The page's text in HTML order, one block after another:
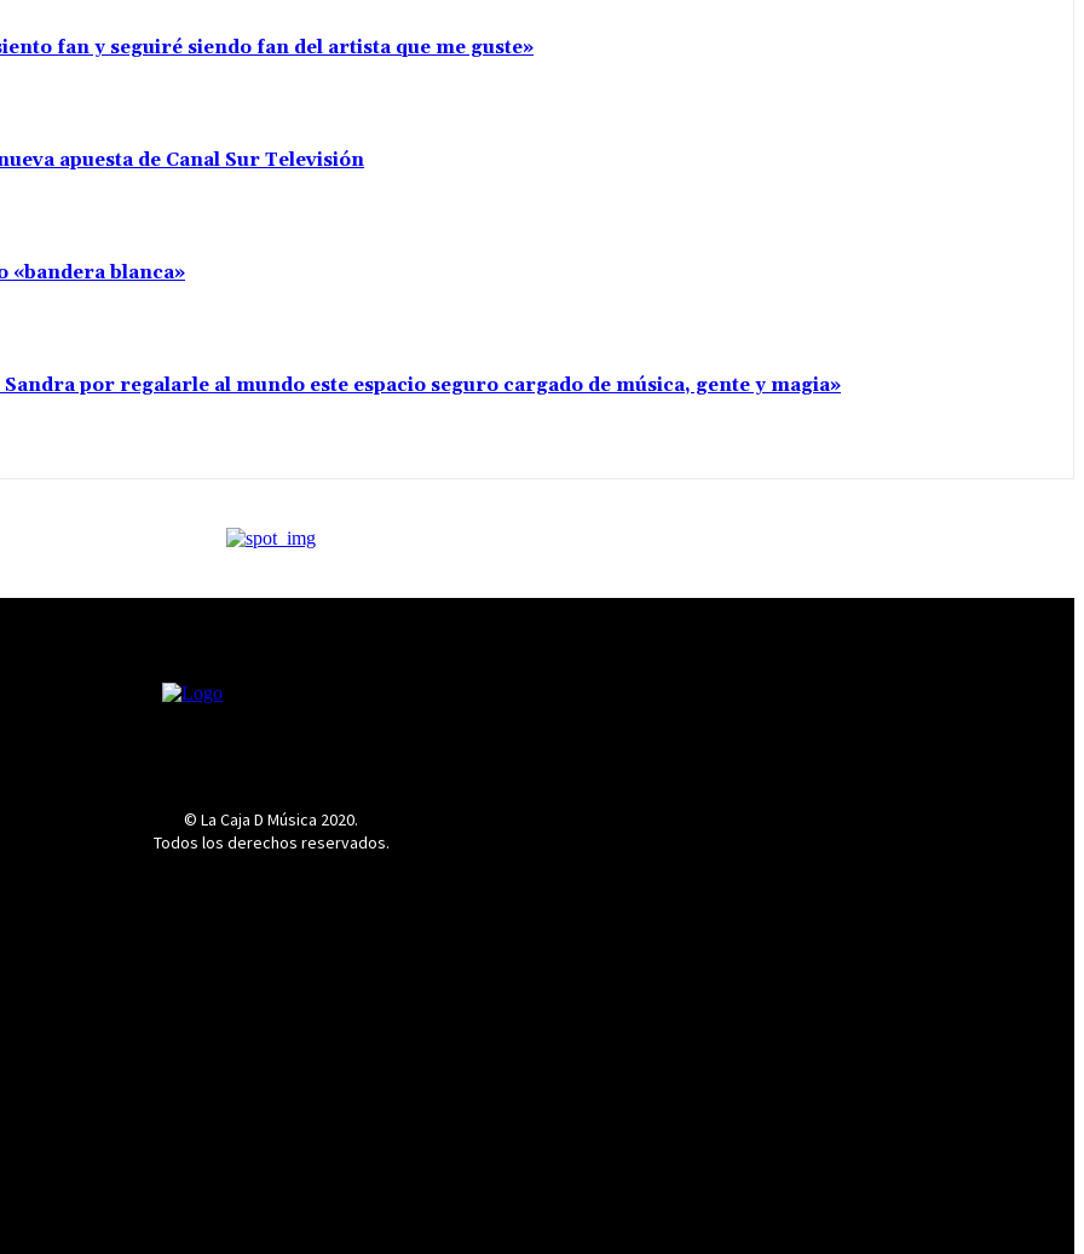
fan y seguiré siendo fan del artista que me guste»
apuesta de Canal Sur Televisión
«bandera blanca»
por regalarle al mundo este espacio seguro cargado de música, gente y magia»
© La Caja D Música 2020.
Todos los derechos reservados.